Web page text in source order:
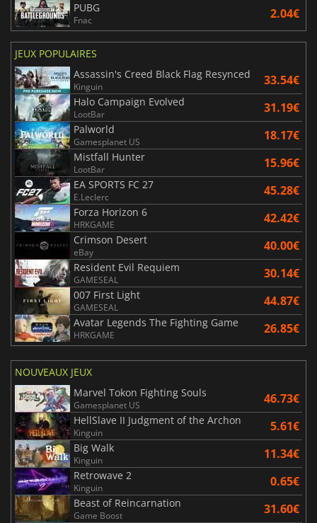
PUBG
Fnac 2.04€
JEUX POPULAIRES
Assassin's Creed Black Flag Resynced
Kinguin 33.54€
Halo Campaign Evolved
LootBar 31.19€
Palworld
Gamesplanet US 18.17€
Mistfall Hunter
LootBar 15.96€
EA SPORTS FC 27
E.Leclerc 45.28€
Forza Horizon 6
HRKGAME 42.42€
Crimson Desert
eBay 40.00€
Resident Evil Requiem
GAMESEAL 30.14€
007 First Light
GAMESEAL 44.87€
Avatar Legends The Fighting Game
HRKGAME 26.85€
NOUVEAUX JEUX
Marvel Tokon Fighting Souls
Gamesplanet US 46.73€
HellSlave II Judgment of the Archon
Kinguin 5.61€
Big Walk
Kinguin 11.34€
Retrowave 2
Kinguin 0.65€
Beast of Reincarnation
Game Boost 31.60€